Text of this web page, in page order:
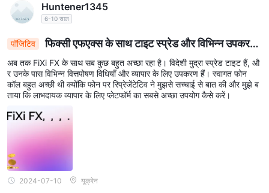
Huntener1345
6-10 साल
पॉजिटिव
फिक्सी एफएक्स के साथ टाइट स्प्रेड और विभिन्न उपकरण
लाभदायक ट्रेडिंग को प्रोत्साहित करते हैं
अब तक FiXi FX के साथ सब कुछ बहुत अच्छा रहा है। विदेशी मुद्रा स्प्रेड टाइट हैं, औ
र उनके पास विभिन्न वित्तपोषण विधियाँ और व्यापार के लिए उपकरण हैं। स्वागत फोन
कॉल बहुत अच्छी थी क्योंकि फोन पर रिप्रेजेंटेटिव ने मुझसे सच्चाई से बात की और मुझे ब
ताया कि लाभदायक व्यापार के लिए प्लेटफॉर्म का सबसे अच्छा उपयोग कैसे करें।
2024-07-10 यूक्रेन